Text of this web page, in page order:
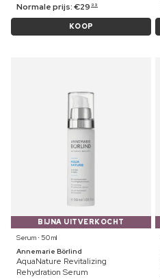
Normale prijs:€29 99
KOOP
BIJNA UITVERKOCHT
Serum ⋅ 50 ml
Annemarie Börlind
AquaNature Revitalizing
Rehydration Serum